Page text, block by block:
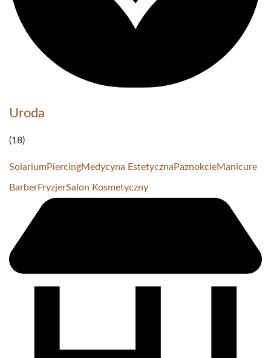
Uroda
(18)
SolariumPiercingMedycyna Estetyczna PaznokcieManicure
BarberFryzjerSalon Kosmetyczny